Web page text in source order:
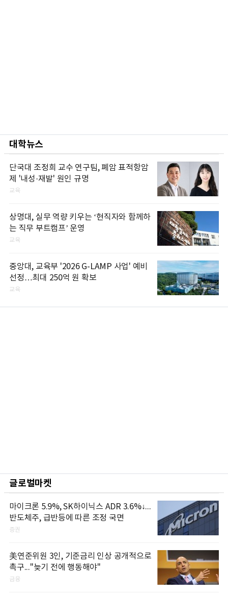
대학뉴스
단국대 조정희 교수 연구팀, 폐암 표적항암
제 '내성·재발' 원인 규명
교육
상명대, 실무 역량 키우는 ‘현직자와 함께하
는 직무 부트캠프’ 운영
교육
중앙대, 교육부 '2026 G-LAMP 사업' 예비
선정…최대 250억 원 확보
교육
글로벌마켓
마이크론 5.9%, SK하이닉스 ADR 3.6%↓...
반도체주, 급반등에 따른 조정 국면
증권
美연준위원 3인, 기준금리 인상 공개적으로
촉구..."늦기 전에 행동해야"
금융